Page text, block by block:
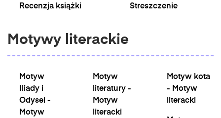
Recenzja książki Streszczenie
Motywy literackie
Motyw
Iliady i
Odysei -
Motyw
Motyw
literatury -
Motyw
literacki
Motyw kota
- Motyw
literacki